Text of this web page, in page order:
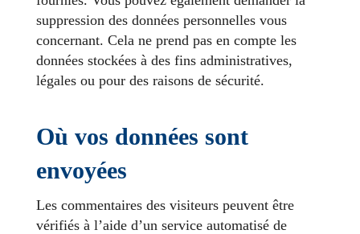
suppression des données personnelles vous
concernant. Cela ne prend pas en compte les
données stockées à des fins administratives,
légales ou pour des raisons de sécurité.
Où vos données sont
envoyées
Les commentaires des visiteurs peuvent être
vérifiés à l’aide d’un service automatisé de